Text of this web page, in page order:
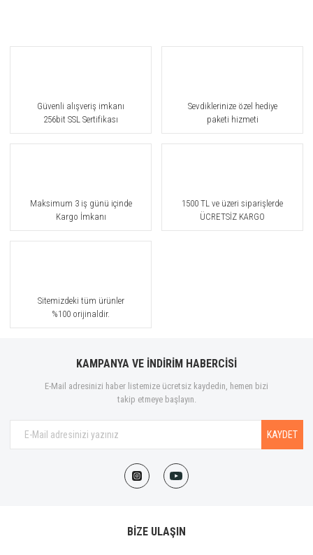
Güvenli alışveriş imkanı
256bit SSL Sertifikası
Sevdiklerinize özel hediye
paketi hizmeti
Maksimum 3 iş günü içinde
Kargo İmkanı
1500 TL ve üzeri siparişlerde
ÜCRETSİZ KARGO
Sitemizdeki tüm ürünler
%100 orijinaldir.
KAMPANYA VE İNDİRİM HABERCİSİ
E-Mail adresinizi haber listemize ücretsiz kaydedin, hemen bizi
takip etmeye başlayın.
KAYDET
BİZE ULAŞIN